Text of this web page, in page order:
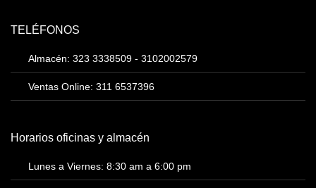
TELÉFONOS
Almacén: 323 3338509 - 3102002579
Ventas Online: 311 6537396
Horarios oficinas y almacén
Lunes a Viernes: 8:30 am a 6:00 pm